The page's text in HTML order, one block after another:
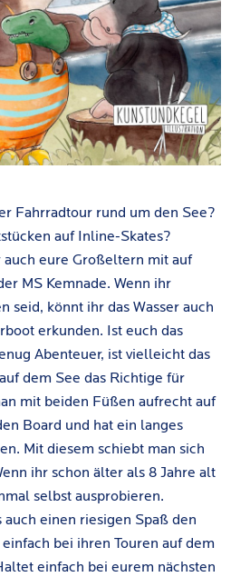
Fahrradtour rund um den See?
auf Inline-Skates?
eure Großeltern mit auf
MS Kemnade. Wenn ihr
seid, könnt ihr das Wasser auch
erkunden. Ist euch das
Abenteuer, ist vielleicht das
dem See das Richtige für
mit beiden Füßen aufrecht auf
Board und hat ein langes
Mit diesem schiebt man sich
ihr schon älter als 8 Jahre alt
selbst ausprobieren.
auch einen riesigen Spaß den
bei ihren Touren auf dem
einfach bei eurem nächsten